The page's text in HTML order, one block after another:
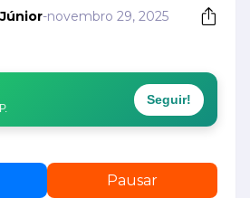
-novembro 29, 2025
Seguir!
Pausar